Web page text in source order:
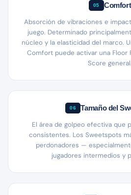
05
Comfort
Absorción de vibraciones e
juego. Determinado
núcleo y la elasticidad del marco.
Comfort puede activar una Floor
Score general.
06
Tamaño del
El área de golpeo efectiva que
consistentes. Los Sweetspots
perdonadores —
jugadores intermedios y